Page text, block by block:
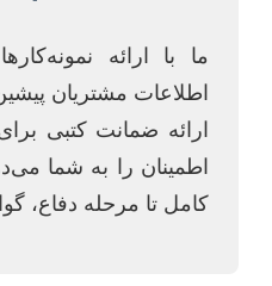
ما با ارائه
اطلاعات مشتریان
ارائه ضمانت کتبی
اطمینان را به شما
کامل تا مرحله دفاع،